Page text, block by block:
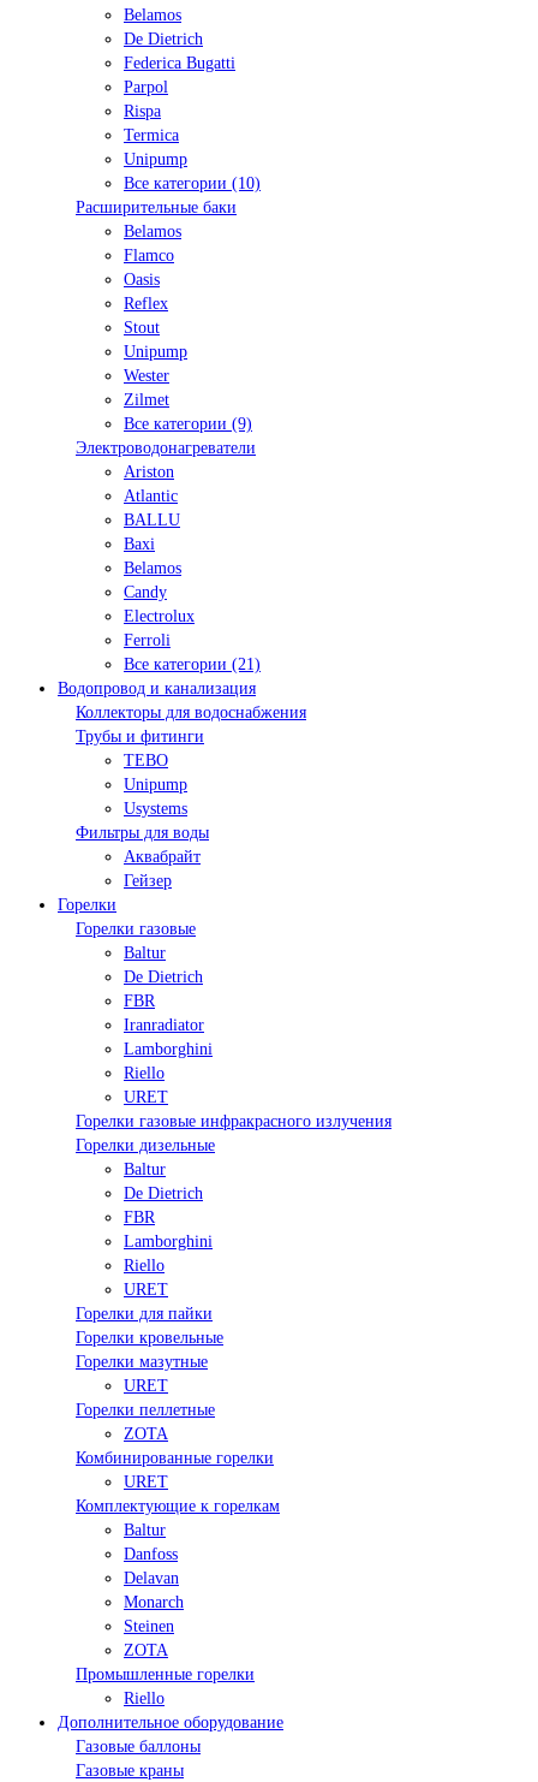
Belamos
De Dietrich
Federica Bugatti
Parpol
Rispa
Termica
Unipump
Все категории (10)
Расширительные баки
Belamos
Flamco
Oasis
Reflex
Stout
Unipump
Wester
Zilmet
Все категории (9)
Электроводонагреватели
Ariston
Atlantic
BALLU
Baxi
Belamos
Candy
Electrolux
Ferroli
Все категории (21)
Водопровод и канализация
Коллекторы для водоснабжения
Трубы и фитинги
TEBO
Unipump
Usystems
Фильтры для воды
Аквабрайт
Гейзер
Горелки
Горелки газовые
Baltur
De Dietrich
FBR
Iranradiator
Lamborghini
Riello
URET
Горелки газовые инфракрасного излучения
Горелки дизельные
Baltur
De Dietrich
FBR
Lamborghini
Riello
URET
Горелки для пайки
Горелки кровельные
Горелки мазутные
URET
Горелки пеллетные
ZOTA
Комбинированные горелки
URET
Комплектующие к горелкам
Baltur
Danfoss
Delavan
Monarch
Steinen
ZOTA
Промышленные горелки
Riello
Дополнительное оборудование
Газовые баллоны
Газовые краны